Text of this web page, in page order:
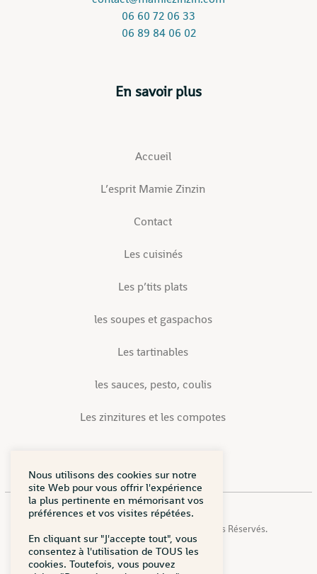
06 60 72 06 33
06 89 84 06 02
En savoir plus
Accueil
L’esprit Mamie Zinzin
Contact
Les cuisinés
Les p’tits plats
les soupes et gaspachos
Les tartinables
les sauces, pesto, coulis
Les zinzitures et les compotes
Copyright © 2026 Mamie Zinzin. Tous Droits Réservés.
Mentions légales
Nous utilisons des cookies sur notre
site Web pour vous offrir l'expérience
la plus pertinente en mémorisant vos
préférences et vos visites répétées.
En cliquant sur "J'accepte tout", vous
consentez à l'utilisation de TOUS les
cookies. Toutefois, vous pouvez